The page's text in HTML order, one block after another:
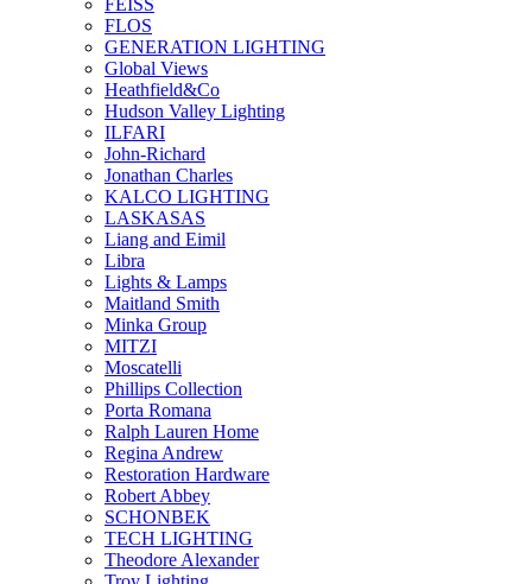
FEISS
FLOS
GENERATION LIGHTING
Global Views
Heathfield&Co
Hudson Valley Lighting
ILFARI
John-Richard
Jonathan Charles
KALCO LIGHTING
LASKASAS
Liang and Eimil
Libra
Lights & Lamps
Maitland Smith
Minka Group
MITZI
Moscatelli
Phillips Collection
Porta Romana
Ralph Lauren Home
Regina Andrew
Restoration Hardware
Robert Abbey
SCHONBEK
TECH LIGHTING
Theodore Alexander